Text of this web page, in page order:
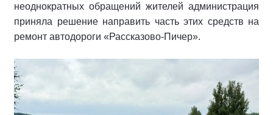
неоднократных обращений жителей администрация
приняла решение направить часть этих средств на
ремонт автодороги «Рассказово‑Пичер».